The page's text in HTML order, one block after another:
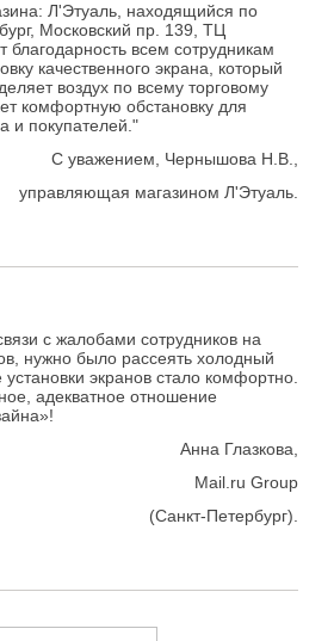
Л'Этуаль, находящийся по
Московский пр. 139, ТЦ
всем сотрудникам
качественного экрана, который
воздух по всему торговому
комфортную обстановку для
и покупателей."
С уважением, Чернышова Н.В.,
управляющая магазином Л'Этуаль.
с жалобами сотрудников на
нужно было рассеять холодный
установки экранов стало комфортно.
адекватное отношение
Анна Глазкова,
Mail.ru Group
(Санкт-Петербург).